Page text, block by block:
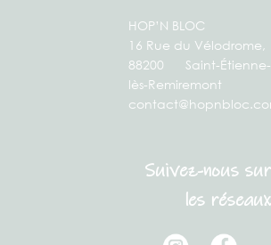
HOP’N BLOC
16 Rue du Vélodrome,
88200 Saint-Étienne-
lès-Remiremont
Suivez-nous sur
les réseaux